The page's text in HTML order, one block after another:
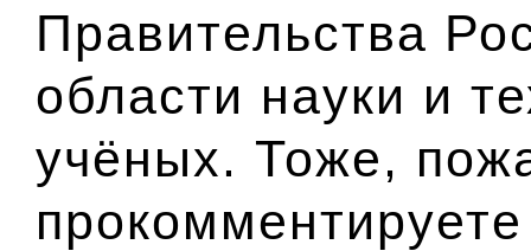
Правительства
области науки и
учёных. Тоже,